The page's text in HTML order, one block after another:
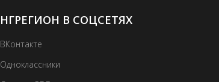
НГРЕГИОН В СОЦСЕТЯХ
ВКонтакте
Одноклассники